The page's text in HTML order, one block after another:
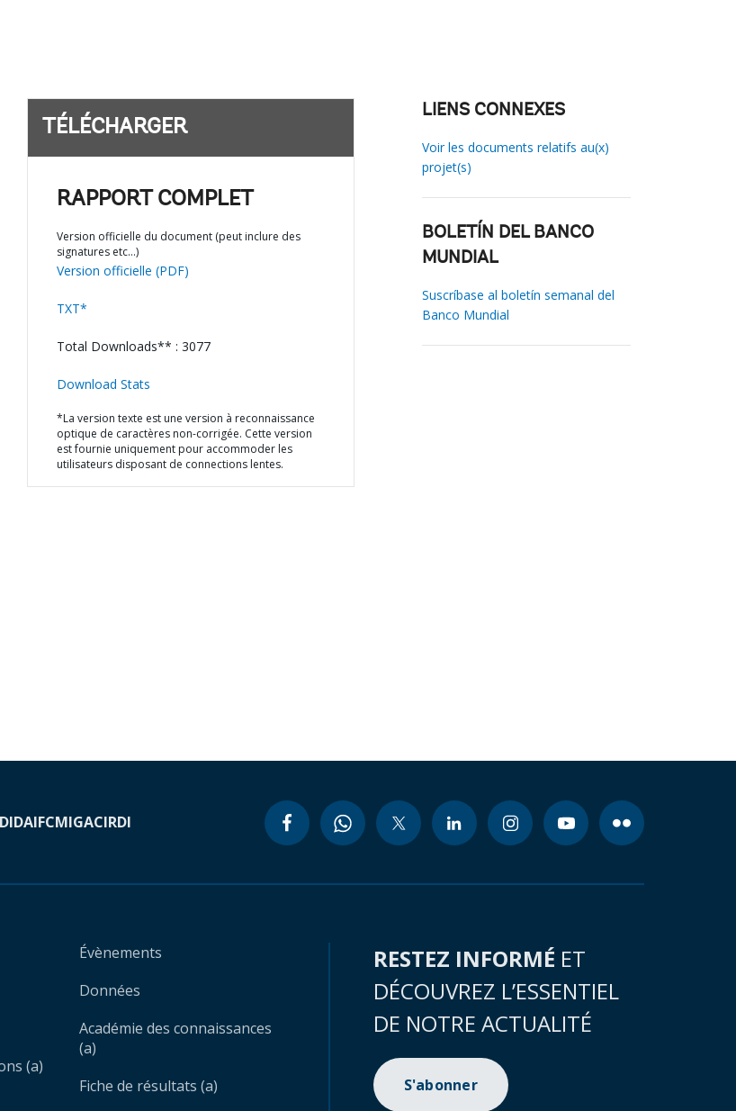
TÉLÉCHARGER
RAPPORT COMPLET
Version officielle du document (peut inclure des
signatures etc…)
Version officielle (PDF)
TXT*
Total Downloads** : 3077
Download Stats
*La version texte est une version à reconnaissance
optique de caractères non-corrigée. Cette version
est fournie uniquement pour accommoder les
utilisateurs disposant de connections lentes.
LIENS CONNEXES
Voir les documents relatifs au(x)
projet(s)
BOLETÍN DEL BANCO
MUNDIAL
Suscríbase al boletín semanal del
Banco Mundial
IDAIFCMIGACIRDI
(a)
Évènements
Données
Académie des connaissances
(a)
Fiche de résultats (a)
RESTEZ INFORMÉ ET
DÉCOUVREZ L’ESSENTIEL
DE NOTRE ACTUALITÉ
S'abonner